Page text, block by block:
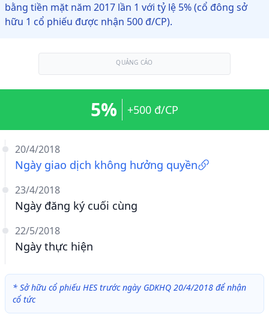
bằng tiền mặt năm 2017 lần 1 với tỷ lệ 5% (cổ đông sở
hữu 1 cổ phiếu được nhận 500 đ/CP).
QUẢNG CÁO
20/4/2018
Ngày giao dịch không hưởng quyền
23/4/2018
Ngày đăng ký cuối cùng
22/5/2018
Ngày thực hiện
5% +500 đ/CP
* Sở hữu cổ phiếu HES trước ngày GDKHQ 20/4/2018 để nhận
cổ tức